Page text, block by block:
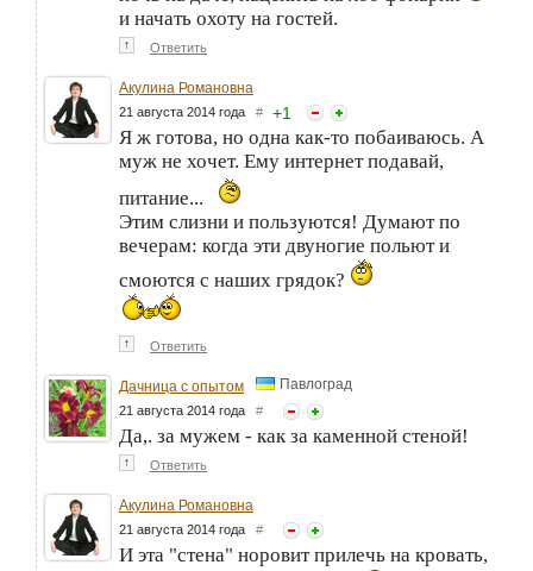
и начать охоту на гостей.
↑ Ответить
Акулина Романовна
21 августа 2014 года # +1
Я ж готова, но одна как-то побаиваюсь. А
муж не хочет. Ему интернет подавай,
питание...
Этим слизни и пользуются! Думают по
вечерам: когда эти двуногие польют и
смоются с наших грядок?
↑ Ответить
Дачница с опытом Павлоград
21 августа 2014 года #
Да,. за мужем - как за каменной стеной!
↑ Ответить
Акулина Романовна
21 августа 2014 года #
И эта "стена" норовит прилечь на кровать,